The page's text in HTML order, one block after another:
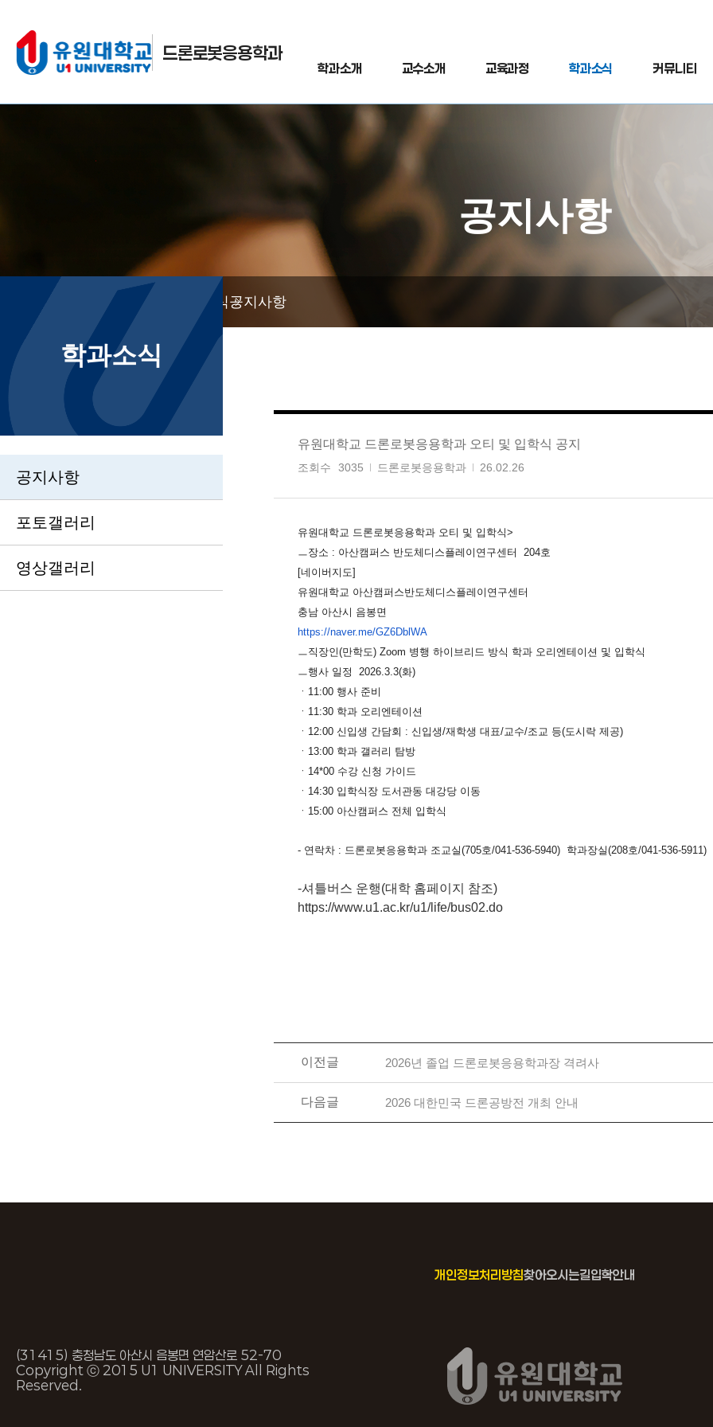
드론로봇응용학과
학과소개 교수소개 교육과정 학과소식 커뮤니티
공지사항
학과소식공지사항
학과소식
공지사항
포토갤러리
영상갤러리
유원대학교 드론로봇응용학과 오티 및 입학식 공지
조회수 3035 드론로봇응용학과 26.02.26
유원대학교 드론로봇응용학과 오티 및 입학식>
ㅡ장소 : 아산캠퍼스 반도체디스플레이연구센터 204호
[네이버지도]
유원대학교 아산캠퍼스반도체디스플레이연구센터
충남 아산시 음봉면
https://naver.me/GZ6DblWA
ㅡ직장인(만학도) Zoom 병행 하이브리드 방식 학과 오리엔테이션 및 입학식
ㅡ행사 일정 2026.3.3(화)
ㆍ11:00 행사 준비
ㆍ11:30 학과 오리엔테이션
ㆍ12:00 신입생 간담회 : 신입생/재학생 대표/교수/조교 등(도시락 제공)
ㆍ13:00 학과 갤러리 탐방
ㆍ14*00 수강 신청 가이드
ㆍ14:30 입학식장 도서관동 대강당 이동
ㆍ15:00 아산캠퍼스 전체 입학식
- 연락차 : 드론로봇응용학과 조교실(705호/041-536-5940) 학과장실(208호/041-536-5911)
-셔틀버스 운행(대학 홈페이지 참조)
https://www.u1.ac.kr/u1/life/bus02.do
이전글 2026년 졸업 드론로봇응용학과장 격려사
다음글 2026 대한민국 드론공방전 개최 안내
개인정보처리방침찾아오시는길입학안내
(31415) 충청남도 아산시 음봉면 연암산로 52-70
Copyright ⓒ 2015 U1 UNIVERSITY All Rights
Reserved.